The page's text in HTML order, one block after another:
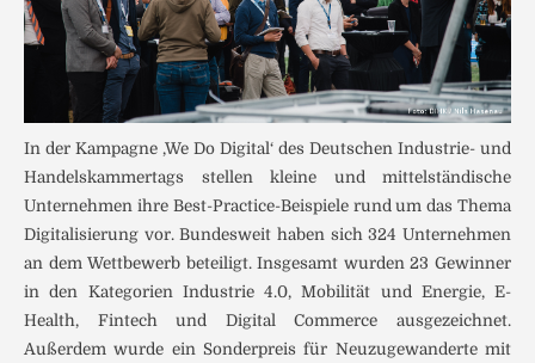
In der Kampagne ‚We Do Digital‘ des Deutschen Industrie- und
Handelskammertags stellen kleine und mittelständische
Unternehmen ihre Best-Practice-Beispiele rund um das Thema
Digitalisierung vor. Bundesweit haben sich 324 Unternehmen
an dem Wettbewerb beteiligt. Insgesamt wurden 23 Gewinner
in den Kategorien Industrie 4.0, Mobilität und Energie, E-
Health, Fintech und Digital Commerce ausgezeichnet.
Außerdem wurde ein Sonderpreis für Neuzugewanderte mit